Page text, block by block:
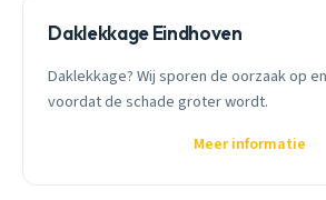
Daklekkage Eindhoven
Daklekkage? Wij sporen de oorzaak op
voordat de schade groter wordt.
Meer informatie